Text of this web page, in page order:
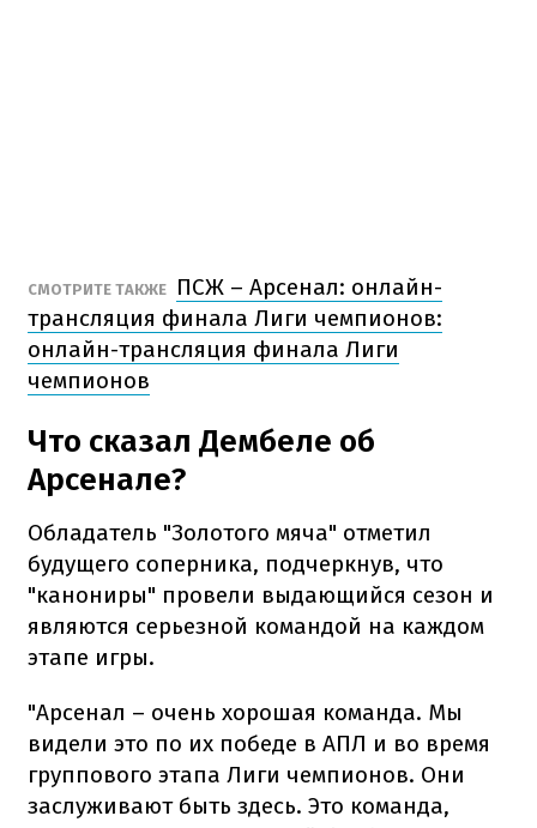
СМОТРИТЕ ТАКЖЕ
ПСЖ – Арсенал: онлайн-
трансляция финала Лиги чемпионов:
онлайн-трансляция финала Лиги
чемпионов
Что сказал Дембеле об
Арсенале?
Обладатель "Золотого мяча" отметил
будущего соперника, подчеркнув, что
"канониры" провели выдающийся сезон и
являются серьезной командой на каждом
этапе игры.
"Арсенал – очень хорошая команда. Мы
видели это по их победе в АПЛ и во время
группового этапа Лиги чемпионов. Они
заслуживают быть здесь. Это команда,